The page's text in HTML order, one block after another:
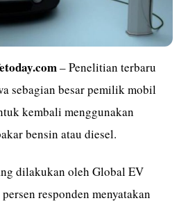
– Penelitian terbaru
sebagian besar pemilik mobil
kembali menggunakan
bensin atau diesel.
dilakukan oleh Global EV
responden menyatakan